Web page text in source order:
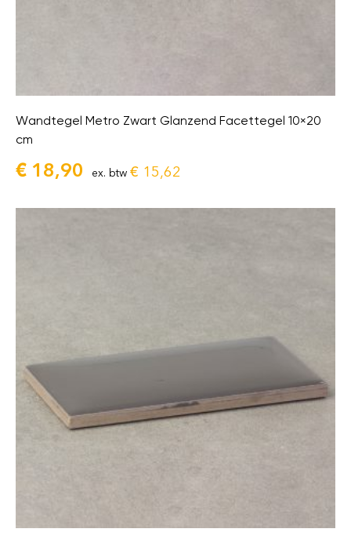
Wandtegel Metro Zwart Glanzend Facettegel 10×20
cm
€ 18,90 ex. btw € 15,62